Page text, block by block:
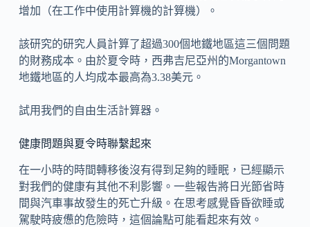
增加（在工作中使用計算機的計算機）。
該研究的研究人員計算了超過300個地鐵地區這三個問題
的財務成本。由於夏令時，西弗吉尼亞州的Morgantown
地鐵地區的人均成本最高為3.38美元。
試用我們的自由生活計算器。
健康問題與夏令時聯繫起來
在一小時的時間轉移後沒有得到足夠的睡眠，已經顯示
對我們的健康有其他不利影響。一些報告將日光節省時
間與汽車事故發生的死亡升級。在思考感覺昏昏欲睡或
駕駛時疲憊的危險時，這個論點可能看起來有效。